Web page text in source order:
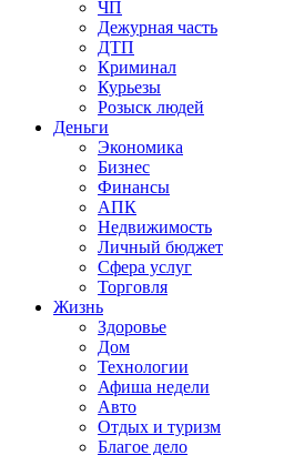
ЧП
Дежурная часть
ДТП
Криминал
Курьезы
Розыск людей
Деньги
Экономика
Бизнес
Финансы
АПК
Недвижимость
Личный бюджет
Сфера услуг
Торговля
Жизнь
Здоровье
Дом
Технологии
Афиша недели
Авто
Отдых и туризм
Благое дело